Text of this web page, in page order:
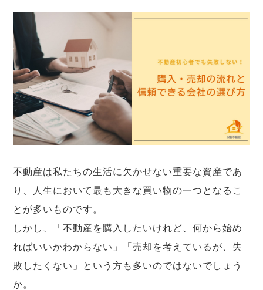
不動産は私たちの生活に欠かせない重要な資産であ
り、人生において最も大きな買い物の一つとなるこ
とが多いものです。
しかし、「不動産を購入したいけれど、何から始め
ればいいかわからない」「売却を考えているが、失
敗したくない」という方も多いのではないでしょう
か。